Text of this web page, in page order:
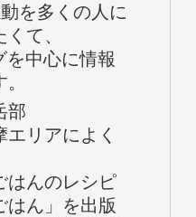
を多くの人に
て、
を中心に情報
部
リアによく
はんのレシピ
はん」を出版